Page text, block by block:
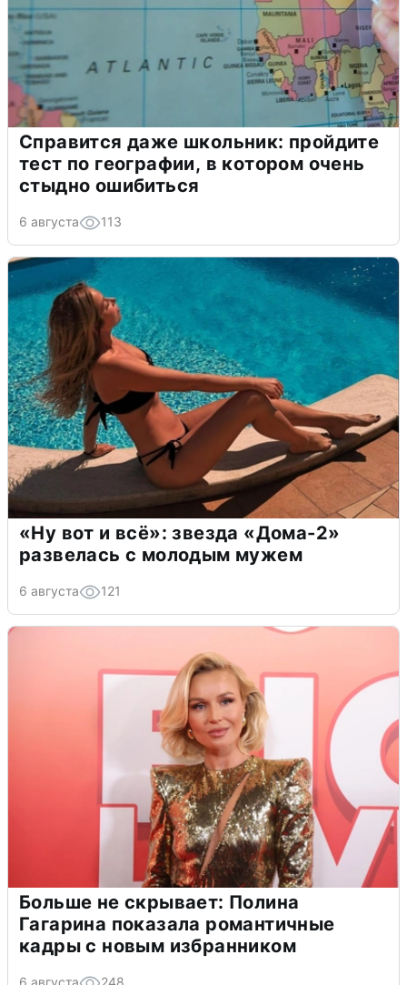
Справится даже школьник: пройдите
тест по географии, в котором очень
стыдно ошибиться
6 августа 113
«Ну вот и всё»: звезда «Дома-2»
развелась с молодым мужем
6 августа 121
Больше не скрывает: Полина
Гагарина показала романтичные
кадры с новым избранником
6 августа 248